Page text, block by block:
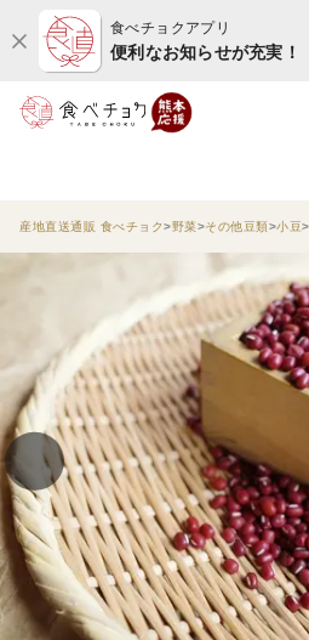
食べチョクアプリ
便利なお知らせが充実！
産地直送通販 食べチョク 野菜 その他豆類 小豆